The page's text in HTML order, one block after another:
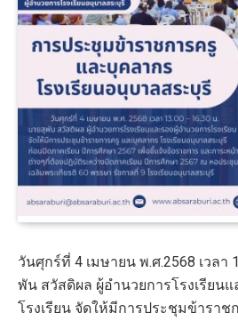
วันศุกร์ที่ 4 เมษายน พ.ศ.2568 เวลา
พัน สวัสดิผล ผู้อำนวยการโรงเรียน
โรงเรียน จัดให้มีการประชุมข้าราช